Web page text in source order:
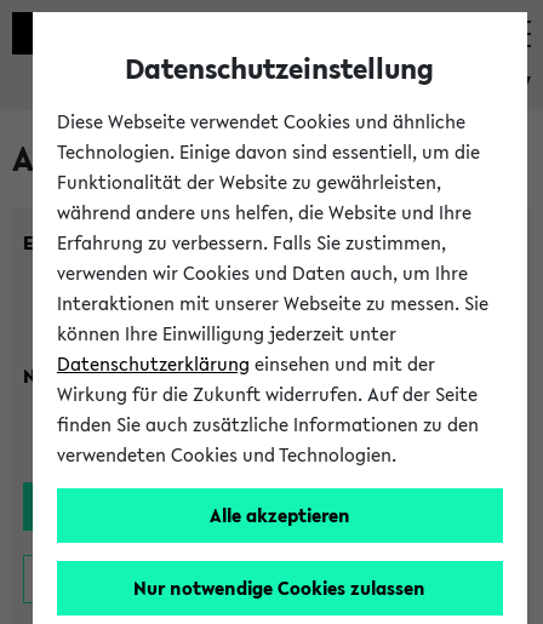
eKVV
Alle Lehrenden
Einrichtung:
Nachname:
Datenschutzeinstellung
Diese Webseite verwendet Cookies und ähnliche
Technologien. Einige davon sind essentiell, um die
Funktionalität der Website zu gewährleisten,
während andere uns helfen, die Website und Ihre
Erfahrung zu verbessern. Falls Sie zustimmen,
verwenden wir Cookies und Daten auch, um Ihre
Interaktionen mit unserer Webseite zu messen. Sie
können Ihre Einwilligung jederzeit unter
Datenschutzerklärung einsehen und mit der
Wirkung für die Zukunft widerrufen. Auf der Seite
finden Sie auch zusätzliche Informationen zu den
verwendeten Cookies und Technologien.
Alle akzeptieren
Nur notwendige Cookies zulassen